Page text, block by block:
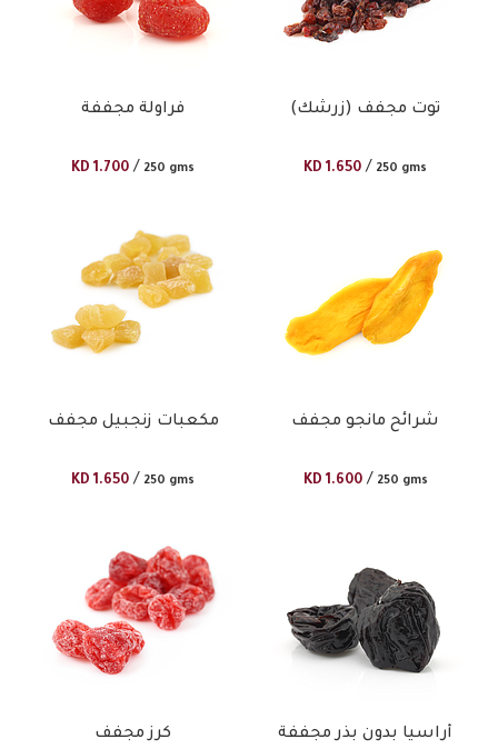
فراولة مجففة
KD 1.700 / 250 gms
توت مجفف (زرشك)
KD 1.650 / 250 gms
مكعبات زنجبيل مجفف
KD 1.650 / 250 gms
شرائح مانجو مجفف
KD 1.600 / 250 gms
كرز مجفف أراسيا بدون بذر مجففة